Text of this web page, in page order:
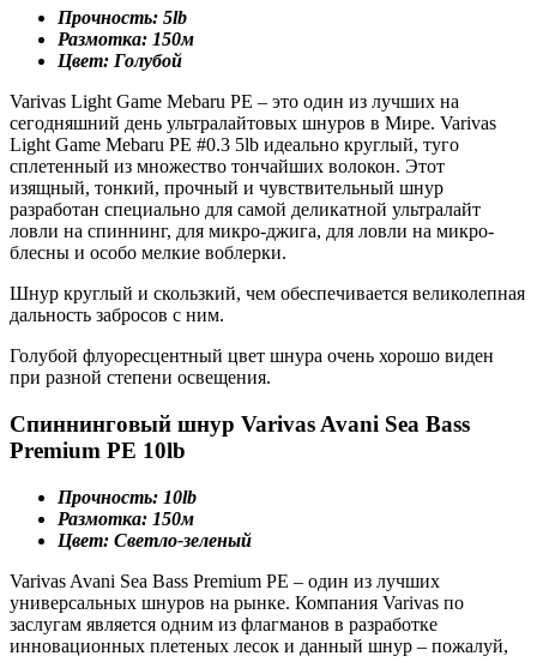
Прочность: 5lb
Размотка: 150м
Цвет: Голубой
Varivas Light Game Mebaru PE – это один из лучших на
сегодняшний день ультралайтовых шнуров в Мире. Varivas
Light Game Mebaru PE #0.3 5lb идеально круглый, туго
сплетенный из множество тончайших волокон. Этот
изящный, тонкий, прочный и чувствительный шнур
разработан специально для самой деликатной ультралайт
ловли на спиннинг, для микро-джига, для ловли на микро-
блесны и особо мелкие воблерки.
Шнур круглый и скользкий, чем обеспечивается великолепная
дальность забросов с ним.
Голубой флуоресцентный цвет шнура очень хорошо виден
при разной степени освещения.
Спиннинговый шнур Varivas Avani Sea Bass
Premium PE 10lb
Прочность: 10lb
Размотка: 150м
Цвет: Светло-зеленый
Varivas Avani Sea Bass Premium PE – один из лучших
универсальных шнуров на рынке. Компания Varivas по
заслугам является одним из флагманов в разработке
инновационных плетеных лесок и данный шнур – пожалуй,